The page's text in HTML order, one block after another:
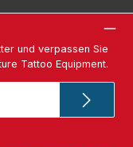
und verpassen Sie
Tattoo Equipment.